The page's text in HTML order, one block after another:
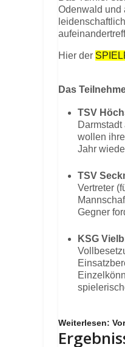
Odenwald und
Hier der
Das
TSV
wollen
Jahr
TSV
Vertreter
Gegner
KSG
Weiterlesen: